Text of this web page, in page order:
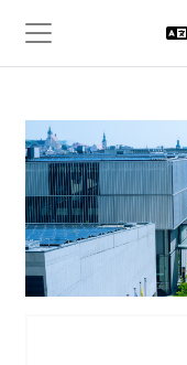
Panneau latéral